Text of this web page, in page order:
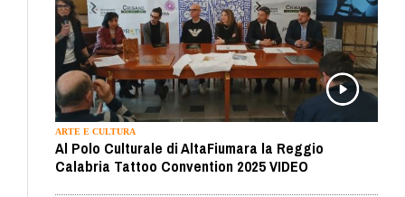
ARTE E CULTURA
Al Polo Culturale di AltaFiumara la Reggio
Calabria Tattoo Convention 2025 VIDEO